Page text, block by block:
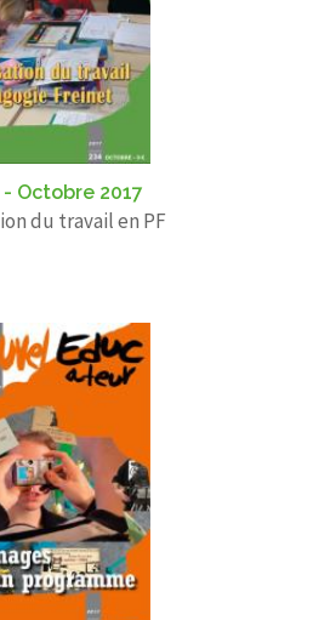
- Octobre 2017
du travail en PF